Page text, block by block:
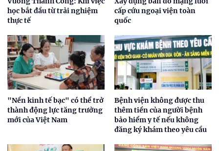
học bắt đầu từ trải nghiệm
thực tế
cấp cứu ngoại viện toàn
quốc
"Nền kinh tế bạc" có thể trở
thành động lực tăng trưởng
mới của Việt Nam
Bệnh viện không được thu
thêm tiền của người bệnh
bảo hiểm y tế nếu không
đăng ký khám theo yêu cầu